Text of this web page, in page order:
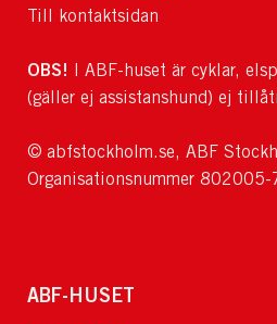
Till kontaktsidan
OBS! I ABF-huset är cyklar,
(gäller ej assistanshund) ej
© abfstockholm.se, ABF
Organisationsnummer
ABF-HUSET